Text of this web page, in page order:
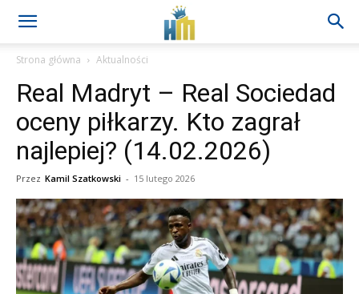
Strona główna Aktualności
Real Madryt – Real Sociedad
oceny piłkarzy. Kto zagrał
najlepiej? (14.02.2026)
Przez Kamil Szatkowski - 15 lutego 2026